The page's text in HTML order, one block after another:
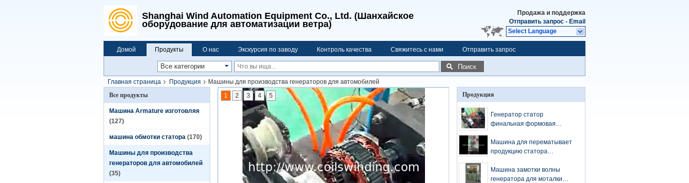
Shanghai Wind Automation Equipment Co., Ltd. (Шанхайское
оборудование для автоматизации ветра)
Продажа и поддержка
Отправить запрос - Email
Select Language
Домой Продукты О нас Экскурсия по заводу Контроль качества Свяжитесь с нами Отправить запрос
Поиск
Главная страница Продукция
Машины для производства генераторов для автомобилей
Все продукты
Машина Armature изготовляя
(127)
машина обмотки статора (170)
Машины для производства
генераторов для автомобилей
(35)
1 2 3 4 5 Продукция
Генератор статор
финальная формовая
устройство
Машина для перематывает
продукцию статора
статоров альтернатора
Repaire автомобильную
Машина замотки волны
генератора для моталки